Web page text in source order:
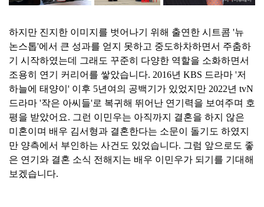
하지만 진지한 이미지를 벗어나기 위해 출연한 시트콤 '뉴
논스톱'에서 큰 성과를 얻지 못하고 중도하차하면서 주춤하
기 시작하였는데 그래도 꾸준히 다양한 역할을 소화하면서
조용히 연기 커리어를 쌓았습니다. 2016년 KBS 드라마 '저
하늘에 태양이' 이후 5년여의 공백기가 있었지만 2022년 tvN
드라마 '작은 아씨들'로 복귀해 뛰어난 연기력을 보여주며 호
평을 받았어요. 그런 이민우는 아직까지 결혼을 하지 않은
미혼이며 배우 김서형과 결혼한다는 소문이 돌기도 하였지
만 양측에서 부인하는 사건도 있었습니다. 그럼 앞으로도 좋
은 연기와 결혼 소식 전해지는 배우 이민우가 되기를 기대해
보겠습니다.